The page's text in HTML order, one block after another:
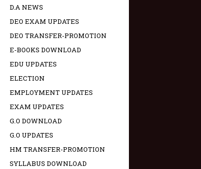
D.A NEWS
DEO EXAM UPDATES
DEO TRANSFER-PROMOTION
E-BOOKS DOWNLOAD
EDU UPDATES
ELECTION
EMPLOYMENT UPDATES
EXAM UPDATES
G.O DOWNLOAD
G.O UPDATES
HM TRANSFER-PROMOTION
SYLLABUS DOWNLOAD